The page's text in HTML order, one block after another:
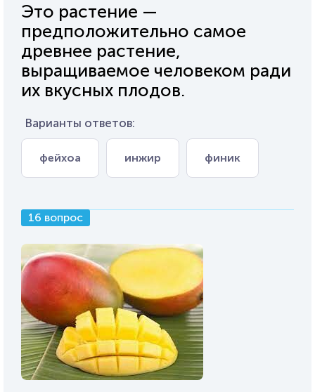
Это растение —
предположительно самое
древнее растение,
выращиваемое человеком ради
их вкусных плодов.
Варианты ответов:
фейхоа инжир финик
16 вопрос